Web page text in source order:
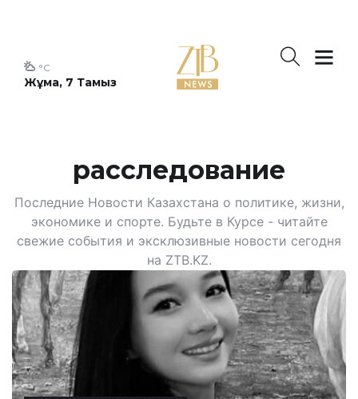
Жұма, 7 Тамыз
°C
расследование
Последние Новости Казахстана о политике, жизни,
экономике и спорте. Будьте в Курсе - читайте
свежие события и эксклюзивные новости сегодня
на ZTB.KZ.